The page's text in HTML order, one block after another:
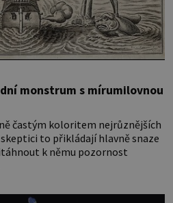
monstrum s mírumilovnou
častým koloritem nejrůznějších
to přikládají hlavně snaze
k němu pozornost